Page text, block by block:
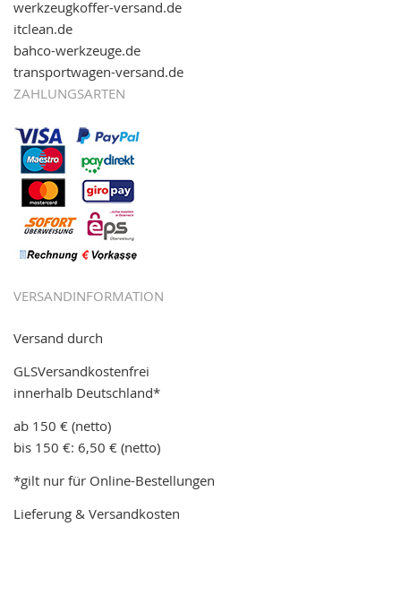
werkzeugkoffer-versand.de
itclean.de
bahco-werkzeuge.de
transportwagen-versand.de
ZAHLUNGSARTEN
VERSANDINFORMATION
Versand durch
GLSVersandkostenfrei
innerhalb Deutschland*
ab 150 € (netto)
bis 150 €: 6,50 € (netto)
*gilt nur für Online-Bestellungen
Lieferung & Versandkosten